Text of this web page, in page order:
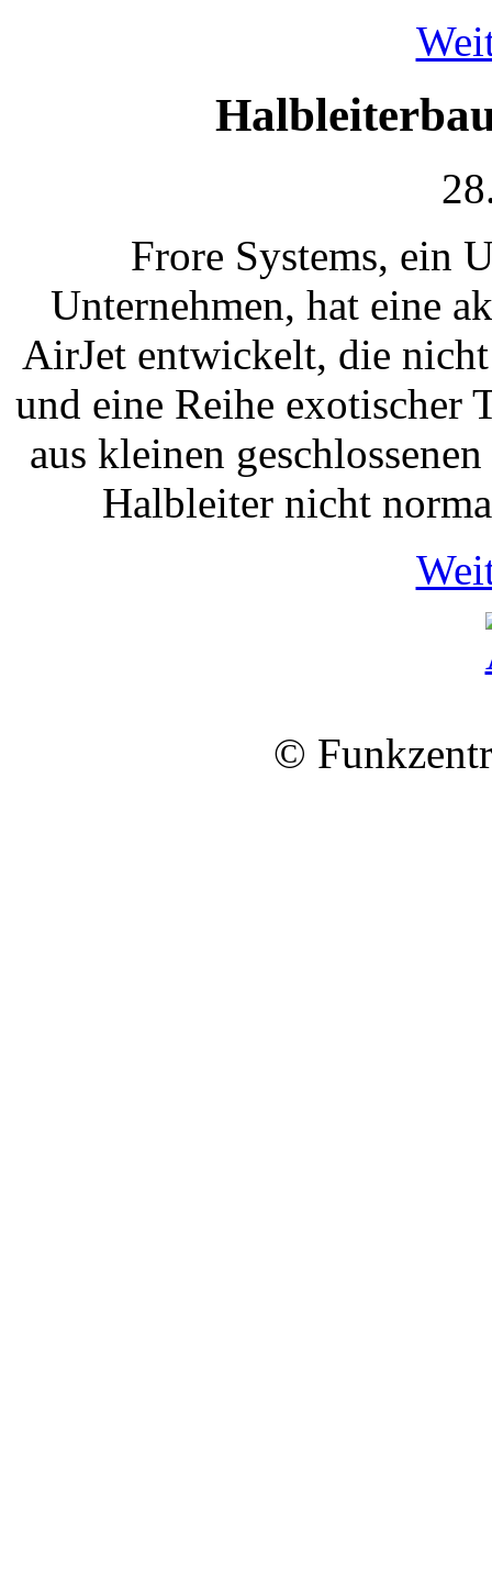
Frore Systems, ein
Unternehmen, hat eine
AirJet entwickelt, die
und eine Reihe exotischer
aus kleinen
Halbleiter nicht
©